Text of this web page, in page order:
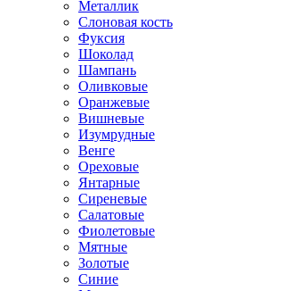
Металлик
Слоновая кость
Фуксия
Шоколад
Шампань
Оливковые
Оранжевые
Вишневые
Изумрудные
Венге
Ореховые
Янтарные
Сиреневые
Салатовые
Фиолетовые
Мятные
Золотые
Синие